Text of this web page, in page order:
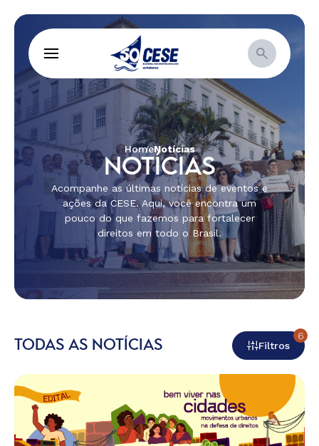
HomeNotícias
NOTÍCIAS
Acompanhe as últimas notícias de eventos e
ações da CESE. Aqui, você encontra um
pouco do que fazemos para fortalecer
direitos em todo o Brasil.
TODAS AS NOTÍCIAS Filtros
6